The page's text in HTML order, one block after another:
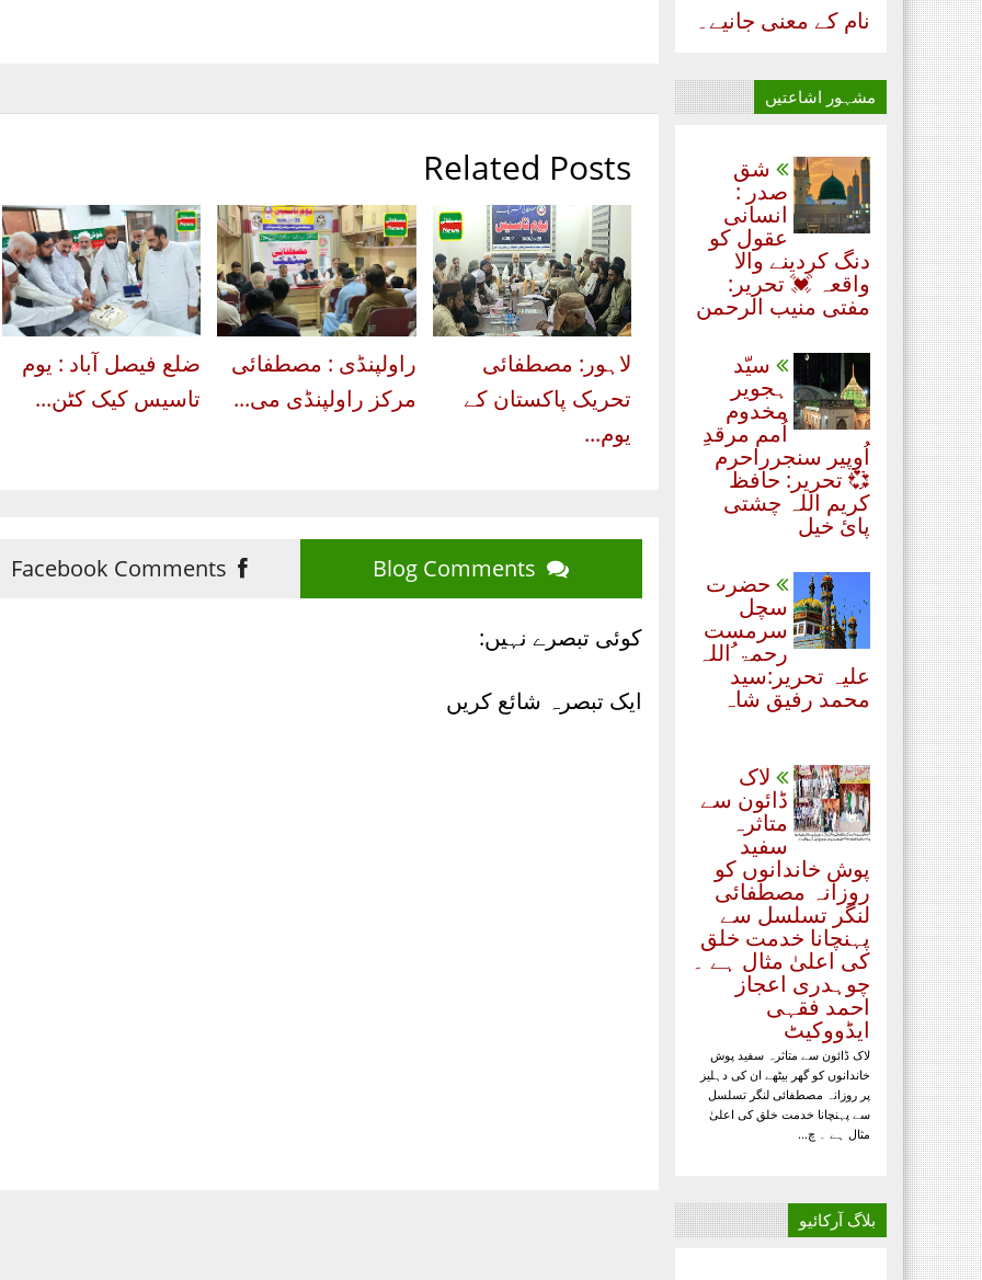
نام‌ کے معنی جانیے۔
مشہور اشاعتیں
شق
صدر :
انسانی
عقول کو
دنگ کردینے والا
واقعہ 💓 تحریر:
مفتی منیب الرحمن
سیّد
ہجویر
مخدوم
اُمم مرقدِ
اُوپیر سنجرراحرم
💞 تحریر: حافظ
کریم اللہ چشتی
پائ خیل
حضرت
سچل
سرمست
رحمۃ ُاللہ
علیہ تحریر:سید
محمد رفیق شاہ
لاک
ڈائون سے
متاثرہ
سفید
پوش خاندانوں کو
روزانہ مصطفائی
لنگر تسلسل سے
پہنچانا خدمت خلق
کی اعلیٰ مثال ہے ۔
چوہدری اعجاز
احمد فقہی
ایڈووکیٹ
لاک ڈائون سے متاثرہ سفید پوش
خاندانوں کو گھر بیٹھے ان کی دہلیز
پر روزانہ مصطفائی لنگر تسلسل
سے پہنچانا خدمت خلق کی اعلیٰ
مثال ہے ۔ چ...
بلاگ آرکائیو
Related Posts
لاہور: مصطفائی
تحریک پاکستان کے
یوم...
راولپنڈی : مصطفائی
مرکز راولپنڈی می...
ضلع فیصل آباد : یوم
تاسیس کیک کٹن...
کوئی تبصرے نہیں:
ایک تبصرہ شائع کریں